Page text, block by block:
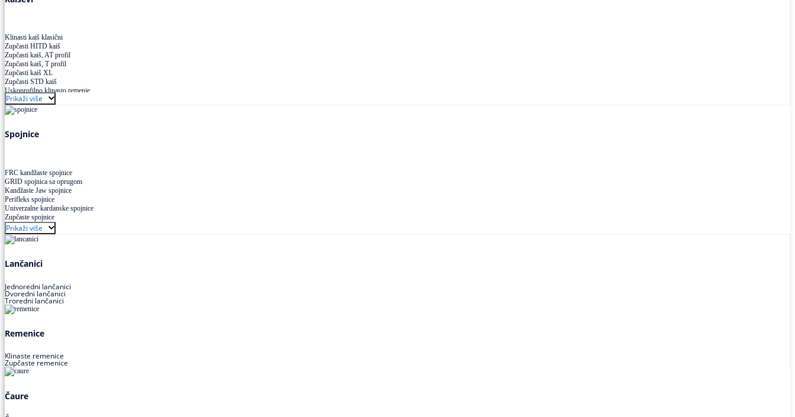
Klinasti kaiš klasični
Zupčasti HITD kaiš
Zupčasti kaiš, AT profil
Zupčasti kaiš, T profil
Zupčasti kaiš XL
Zupčasti STD kaiš
Uskoprofilno klinasto remenje
Uskoprofilno klinasto remenje spojeno
Uskoprofilno klinasto remenje XP extra power
Višekanalno remenje PJ,PK
Prikaži više
Spojnice
FRC kandžaste spojnice
GRID spojnica sa oprugom
Kandžaste Jaw spojnice
Perifleks spojnice
Univerzalne kardanske spojnice
Zupčaste spojnice
Prikaži više
Lančanici
Jednoredni lančanici
Dvoredni lančanici
Troredni lančanici
Remenice
Klinaste remenice
Zupčaste remenice
Čaure